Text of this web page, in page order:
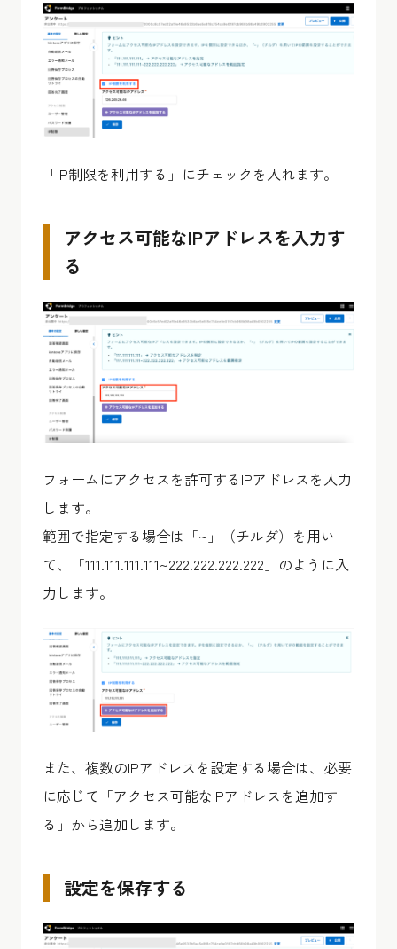
「IP制限を利用する」にチェックを入れます。
アクセス可能なIPアドレスを入力す
る
フォームにアクセスを許可するIPアドレスを入力
します。
範囲で指定する場合は「~」（チルダ）を用い
て、「111.111.111.111~222.222.222.222」のように入
力します。
また、複数のIPアドレスを設定する場合は、必要
に応じて「アクセス可能なIPアドレスを追加す
る」から追加します。
設定を保存する